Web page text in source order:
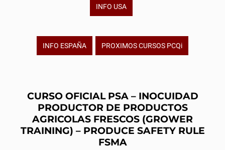
INFO USA
INFO ESPAÑA PROXIMOS CURSOS PCQi
CURSO OFICIAL PSA – INOCUIDAD
PRODUCTOR DE PRODUCTOS
AGRICOLAS FRESCOS (GROWER
TRAINING) – PRODUCE SAFETY RULE
FSMA